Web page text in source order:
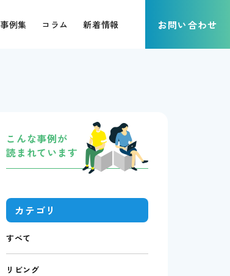
事例集 コラム 新着情報 お問い合わせ
こんな事例が
読まれています
カテゴリ
すべて
リビング